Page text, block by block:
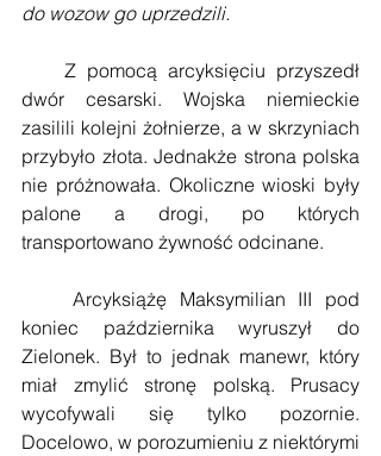
do wozow go uprzedzili.
dwór cesarski. Wojska niemieckie
zasilili kolejni żołnierze, a w skrzyniach
przybyło złota. Jednakże strona polska
nie próżnowała. Okoliczne wioski były
palone a drogi, po których
transportowano żywność odcinane.
koniec października wyruszył do
Zielonek. Był to jednak manewr, który
miał zmylić stronę polską. Prusacy
wycofywali się tylko pozornie.
Docelowo, w porozumieniu z niektórymi